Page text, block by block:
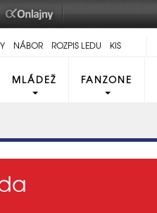
NÁBOR ROZPIS LEDU KIS
MLÁDEŽ FANZONE